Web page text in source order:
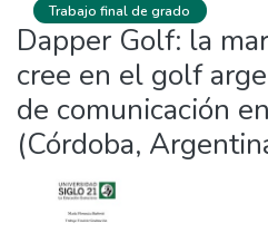
Trabajo final de grado
Dapper Golf: la
cree en el golf
de comunicación
(Córdoba,